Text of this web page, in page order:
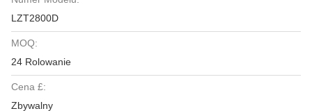
LZT2800D
MOQ:
24 Rolowanie
Cena £:
Zbywalny